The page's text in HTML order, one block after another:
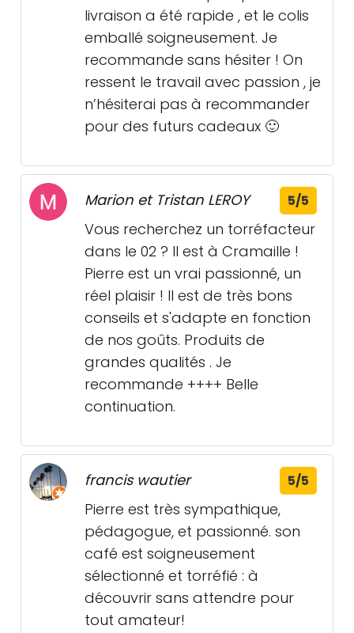
livraison a été rapide , et le colis
emballé soigneusement. Je
recommande sans hésiter ! On
ressent le travail avec passion , je
n’hésiterai pas à recommander
pour des futurs cadeaux 🙂
Marion et Tristan LEROY 5/5
Vous recherchez un torréfacteur
dans le 02 ? Il est à Cramaille !
Pierre est un vrai passionné, un
réel plaisir ! Il est de très bons
conseils et s'adapte en fonction
de nos goûts. Produits de
grandes qualités . Je
recommande ++++ Belle
continuation.
francis wautier 5/5
Pierre est très sympathique,
pédagogue, et passionné. son
café est soigneusement
sélectionné et torréfié : à
découvrir sans attendre pour
tout amateur!